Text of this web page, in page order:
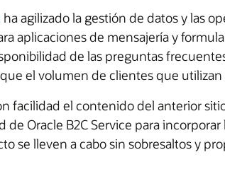
ha agilizado la gestión de datos y las
aplicaciones de mensajería y
de las preguntas
el volumen de clientes que
facilidad el contenido del anterior
Oracle B2C Service para
se lleven a cabo sin sobresaltos y